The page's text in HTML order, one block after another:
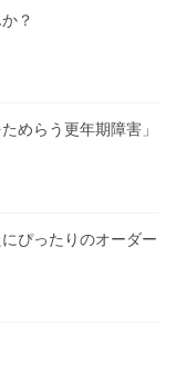
？
めらう更年期障害」
ぴったりのオーダー